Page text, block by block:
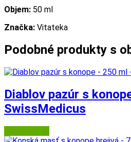
Objem: 50 ml
Značka: Vitateka
Podobné produkty s
Diablov pazúr s
SwissMedicus